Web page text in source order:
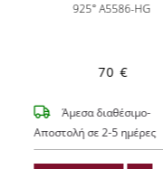
925° A5586-HG
70 €
Άμεσα διαθέσιμο-
Αποστολή σε 2-5 ημέρες